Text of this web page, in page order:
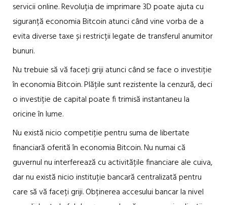
servicii online. Revoluția de imprimare 3D poate ajuta cu
siguranță economia Bitcoin atunci când vine vorba de a
evita diverse taxe și restricții legate de transferul anumitor
bunuri.
Nu trebuie să vă faceți griji atunci când se face o investiție
în economia Bitcoin. Plățile sunt rezistente la cenzură, deci
o investiție de capital poate fi trimisă instantaneu la
oricine în lume.
Nu există nicio competiție pentru suma de libertate
financiară oferită în economia Bitcoin. Nu numai că
guvernul nu interferează cu activitățile financiare ale cuiva,
dar nu există nicio instituție bancară centralizată pentru
care să vă faceți griji. Obținerea accesului bancar la nivel